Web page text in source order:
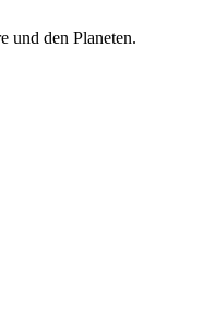
und den Planeten.